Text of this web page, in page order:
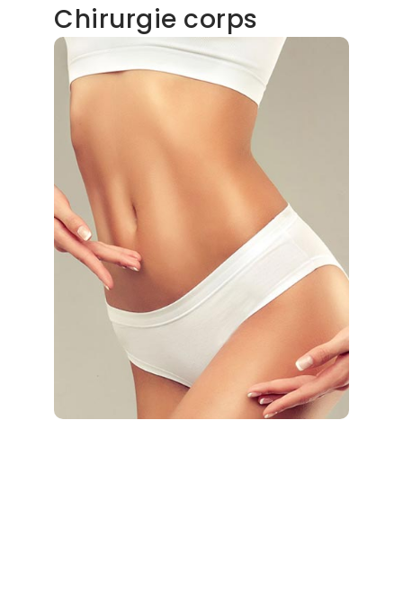
Chirurgie corps